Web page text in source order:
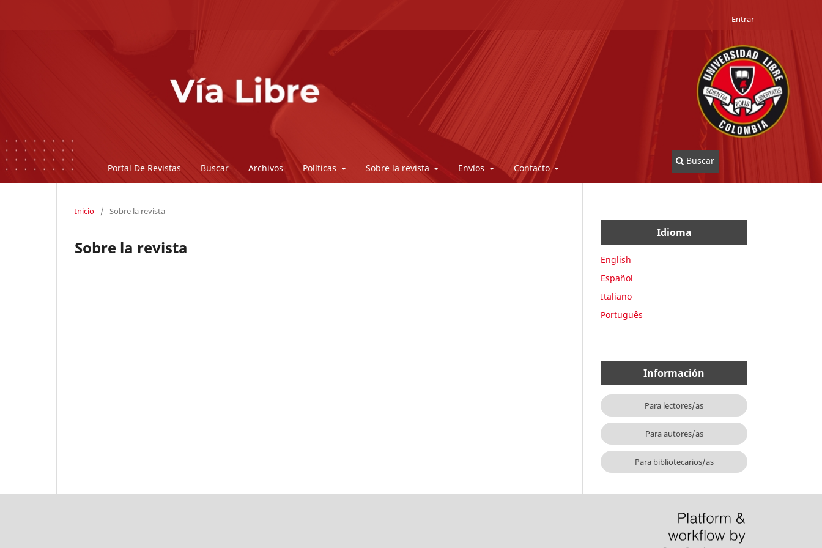
Portal De Revistas Buscar Archivos Políticas Sobre la revista Envíos Contacto
Buscar
Entrar
Inicio / Sobre la revista
Sobre la revista
Idioma
English
Español
Italiano
Português
Información
Para lectores/as
Para autores/as
Para bibliotecarios/as